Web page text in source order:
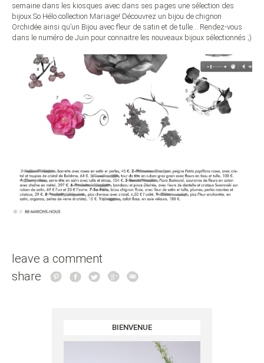
semaine dans les kiosques avec dans ses pages une sélection des
bijoux So Hélo collection Mariage! Découvrez un bijou de chignon
Orchidée ainsi qu’un Bijou avec fleur de satin et de tulle… Rendez-vous
dans le numéro de Juin pour connaitre les nouveaux bijoux sélectionnés ;)
leave a comment
share
BIENVENUE